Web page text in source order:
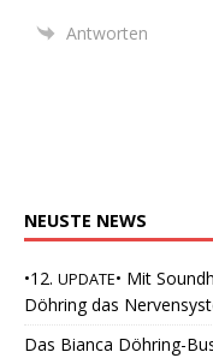
Antworten
NEUSTE NEWS
•12. UPDATE• Mit
Döhring das
Das Bianca Döhring-